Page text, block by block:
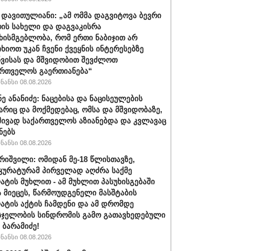
დავითულიანი: „ამ ომმა დაგვიტოვა ბევრი
სახელი და დაგვაკისრა
რომ ერთი ნაბიჯით არ
უკან ჩვენი ქვეყნის ინტერესებზე
და მშვიდობით შევძლოთ
გაერთიანება“
08.08.2026
ანანიძე: ნაცებისა და ნაცისეულების
და მოქმედებაც, ომსა და მშვიდობაზე,
საქართველოს აზიანებდა და კვლავაც
08.08.2026
ომიდან მე-18 წლისთავზე,
პირველად აღძრა საქმე
მუხლით - ამ მუხლით პასუხისგებაში
მიეცეს, წარმოუდგენელი მასშტაბის
აქტის ჩამდენი და ამ დრომდე
სინდრომის გამო გათავხედებული
ბარამიძე!
08.08.2026